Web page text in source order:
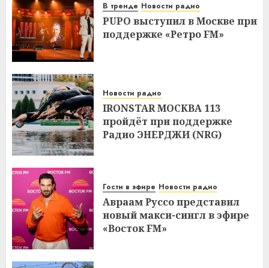
В тренде Новости радио
PUPO выступил в Москве при
поддержке «Ретро FM»
Новости радио
IRONSTAR МОСКВА 113
пройдёт при поддержке
Радио ЭНЕРДЖИ (NRG)
Гости в эфире Новости радио
Авраам Руссо представил
новый макси-сингл в эфире
«Восток FM»